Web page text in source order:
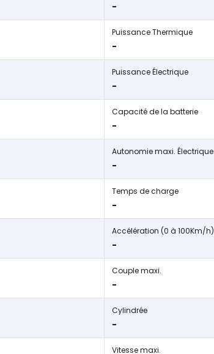
-
Puissance Thermique
-
Puissance Électrique
-
Capacité de la batterie
-
Autonomie maxi. Électrique
-
Temps de charge
-
Accélération (0 à 100Km/h)
-
Couple maxi.
-
Cylindrée
-
Vitesse maxi.